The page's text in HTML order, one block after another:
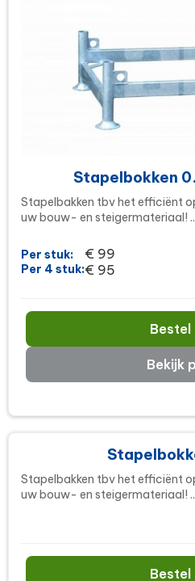
Stapelbokken
Stapelbakken tbv het efficiënt
uw bouw- en steigermateriaal! ..
Per stuk:
Per 4 stuk:
€ 99
€ 95
Bekijk
Stapelbakken tbv het efficiënt
uw bouw- en steigermateriaal! ..